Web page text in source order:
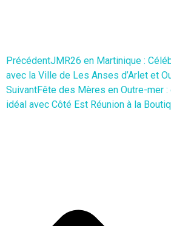
PrécédentJMR26 en Martinique :
avec la Ville de Les Anses d’Arlet et
SuivantFête des Mères en Outre-mer
idéal avec Côté Est Réunion à la